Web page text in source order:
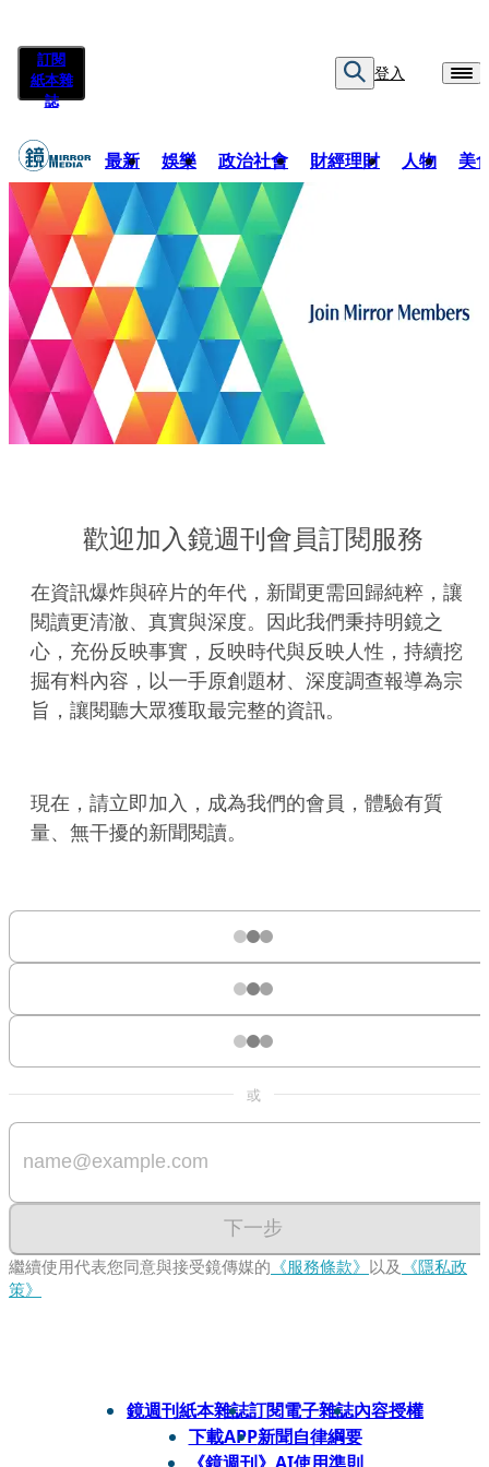
訂閱
紙本雜
誌
登入
最新 娛樂 政治社會 財經理財 人物 美
歡迎加入鏡週刊會員訂閱服務
在資訊爆炸與碎片的年代，新聞更需回歸純粹，讓
閱讀更清澈、真實與深度。因此我們秉持明鏡之
心，充份反映事實，反映時代與反映人性，持續挖
掘有料內容，以一手原創題材、深度調查報導為宗
旨，讓閱聽大眾獲取最完整的資訊。
現在，請立即加入，成為我們的會員，體驗有質
量、無干擾的新聞閱讀。
或
下一步
繼續使用代表您同意與接受鏡傳媒的 《服務條款》 以及 《隱私政
策》
鏡週刊紙本雜誌訂閱電子雜誌內容授權
下載APP新聞自律綱要